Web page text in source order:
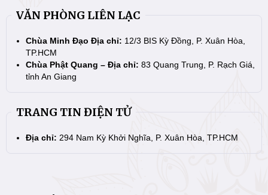
VĂN PHÒNG LIÊN LẠC
Chùa Minh Đạo Địa chỉ: 12/3 BIS Kỳ Đồng, P. Xuân Hòa,
TP.HCM
Chùa Phật Quang – Địa chỉ: 83 Quang Trung, P. Rạch Giá,
tỉnh An Giang
TRANG TIN ĐIỆN TỬ
Địa chỉ: 294 Nam Kỳ Khởi Nghĩa, P. Xuân Hòa, TP.HCM